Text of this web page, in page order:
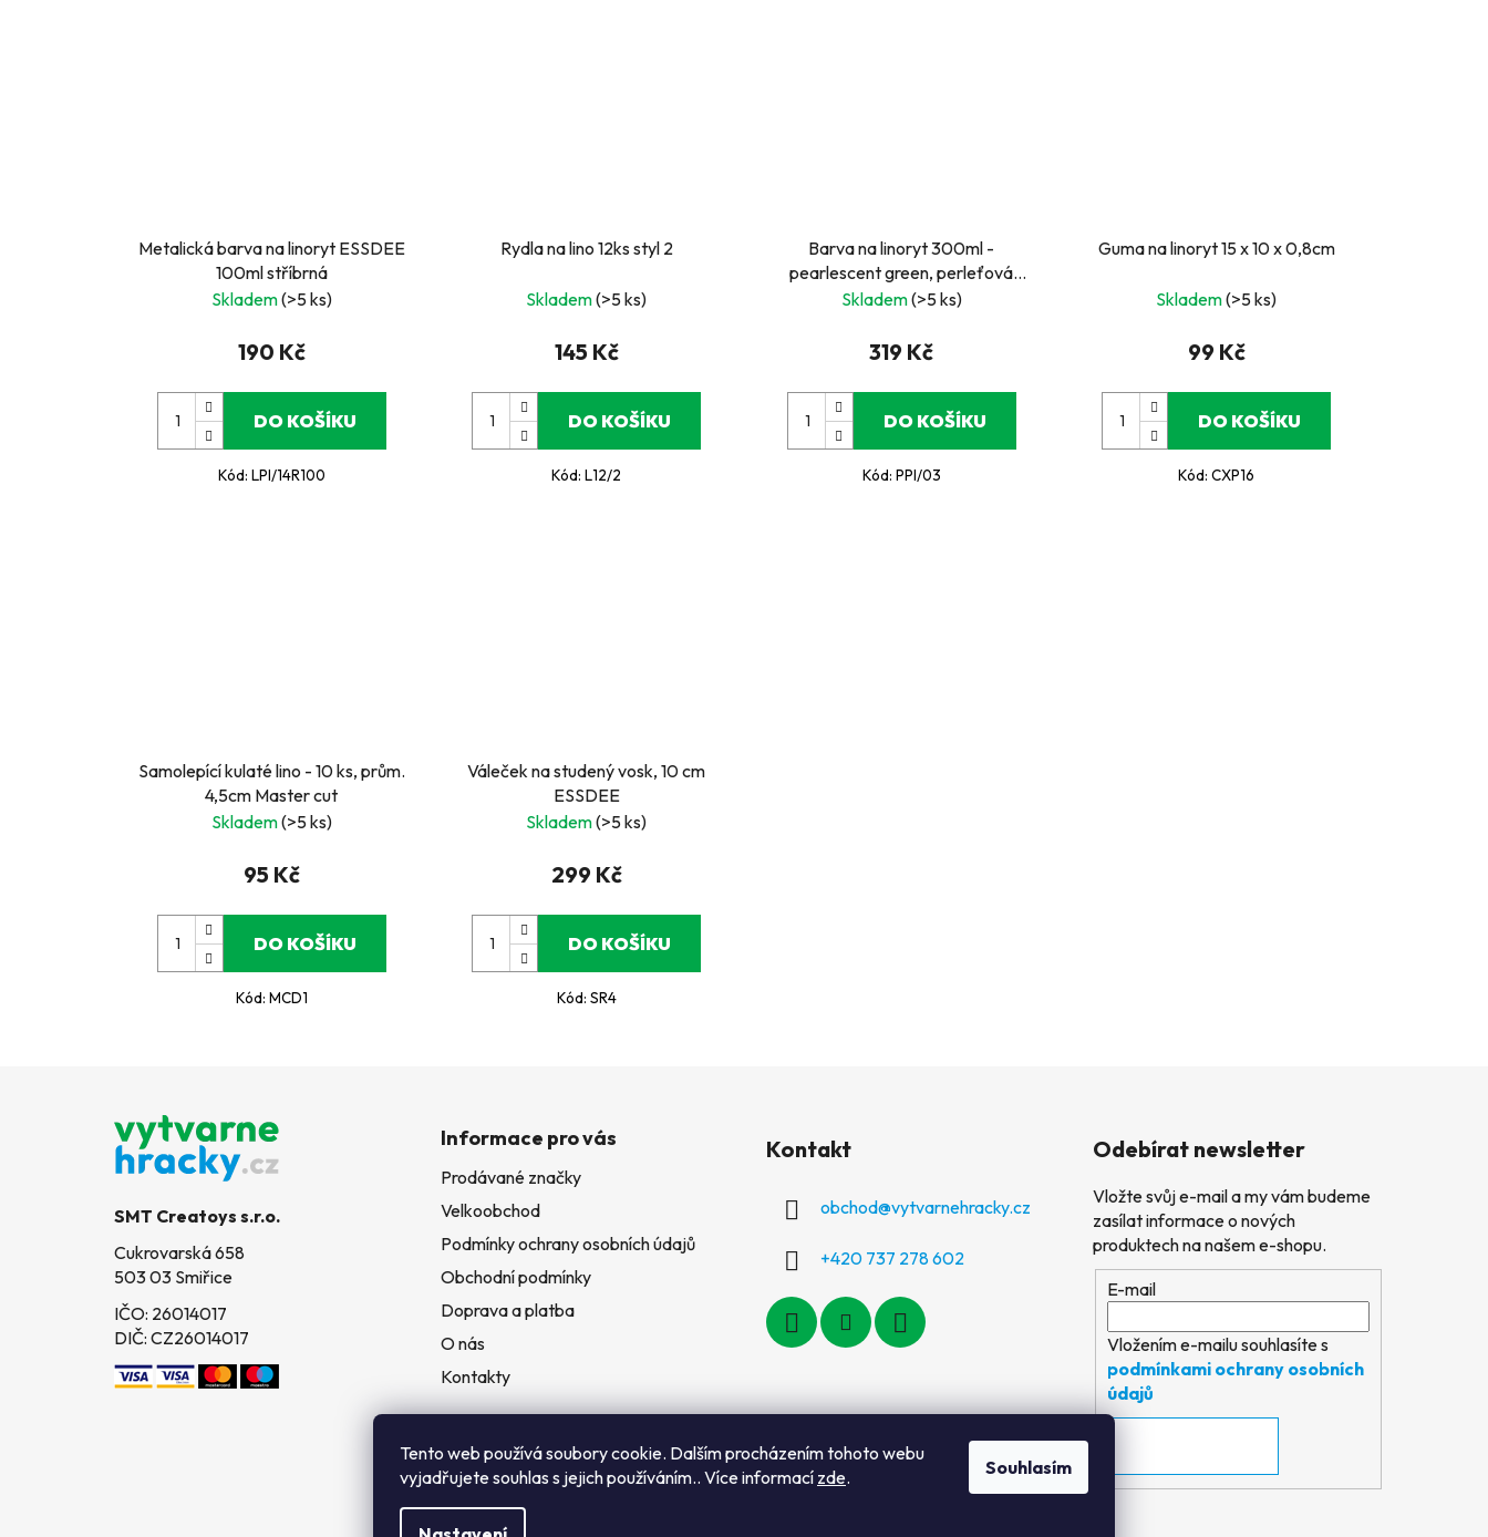
Tento web používá soubory cookie. Dalším procházením tohoto webu
vyjadřujete souhlas s jejich používáním.. Více informací zde. Souhlasím
Metalická barva na linoryt ESSDEE
100ml stříbrná
Skladem(>5 ks)
190 Kč
DO KOŠÍKU
Kód: LPI/14R100
Rydla na lino 12ks styl 2
Skladem(>5 ks)
145 Kč
DO KOŠÍKU
Kód:L12/2
Barva na linoryt 300ml -
pearlescent green, perleťová
zelená
Skladem(>5 ks)
319 Kč
DO KOŠÍKU
Kód: PPI/03
Guma na linoryt 15 x 10 x 0,8cm
Skladem(>5 ks)
99 Kč
DO KOŠÍKU
Kód:CXP16
Samolepící kulaté lino - 10 ks, prům.
4,5cm Master cut
Skladem(>5 ks)
95 Kč
DO KOŠÍKU
Kód: MCD1
Váleček na studený vosk, 10 cm
ESSDEE
Skladem(>5 ks)
299 Kč
DO KOŠÍKU
Kód: SR4
SMT Creatoys s.r.o.
Cukrovarská 658
503 03 Smiřice
IČO: 26014017
DIČ: CZ26014017
Informace pro vás
Prodávané značky
Velkoobchod
Podmínky ochrany osobních údajů
Obchodní podmínky
Doprava a platba
O nás
Kontakty
Kontakt
obchod@vytvarnehracky.cz
+420 737 278 602
Odebírat newsletter
Vložte svůj e-mail a my vám budeme
zasílat informace o nových
produktech na našem e-shopu.
E-mail
Vložením e-mailu souhlasíte s
podmínkami ochrany osobních
údajů